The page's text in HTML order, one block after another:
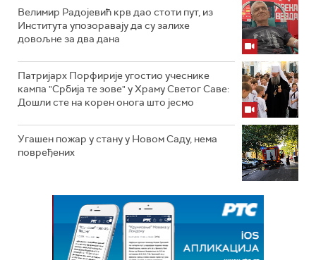
Велимир Радојевић крв дао стоти пут, из
Института упозоравају да су залихе
довољне за два дана
Патријарх Порфирије угостио учеснике
кампа "Србија те зове" у Храму Светог Саве:
Дошли сте на корен онога што јесмо
Угашен пожар у стану у Новом Саду, нема
повређених